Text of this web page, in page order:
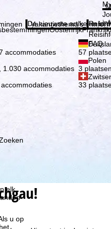
elk
u op
OostenrijkFrankrijk
accommodaties
57
1.030 accommodaties
Polen
3
33
Vakantiethema's
De nieuwste artikelen in
FAQ